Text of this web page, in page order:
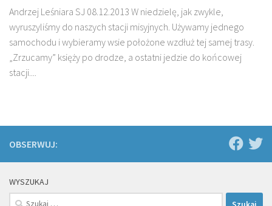
Andrzej Leśniara SJ 08.12.2013 W niedzielę, jak zwykle,
wyruszyliśmy do na­szych stacji misyjnych. Używamy jednego
samocho­du i wybieramy wsie położone wzdłuż tej samej tra­sy.
„Zrzucamy” księży po drodze, a ostatni jedzie do końcowej
stacji....
OBSERWUJ:
WYSZUKAJ
Szukaj: